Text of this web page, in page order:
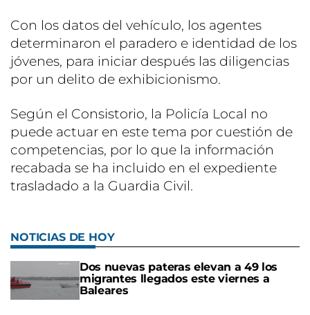
Con los datos del vehículo, los agentes
determinaron el paradero e identidad de los
jóvenes, para iniciar después las diligencias
por un delito de exhibicionismo.
Según el Consistorio, la Policía Local no
puede actuar en este tema por cuestión de
competencias, por lo que la información
recabada se ha incluido en el expediente
trasladado a la Guardia Civil.
NOTICIAS DE HOY
Dos nuevas pateras elevan a 49 los
migrantes llegados este viernes a
Baleares